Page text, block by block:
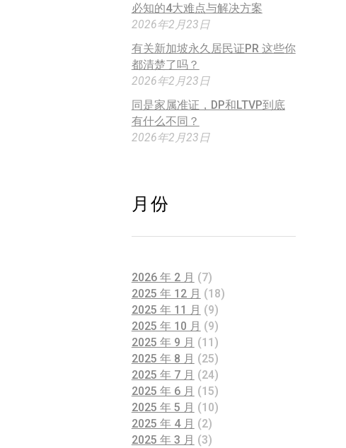
必知的4大难点与解决方案
2026年2月23日
有关新加坡永久居民证PR 这些你
都清楚了吗？
2026年2月23日
同是家属准证，DP和LTVP到底
有什么不同？
2026年2月23日
月份
2026 年 2 月 (7)
2025 年 12 月 (18)
2025 年 11 月 (9)
2025 年 10 月 (9)
2025 年 9 月 (11)
2025 年 8 月 (25)
2025 年 7 月 (24)
2025 年 6 月 (15)
2025 年 5 月 (10)
2025 年 4 月 (2)
2025 年 3 月 (3)